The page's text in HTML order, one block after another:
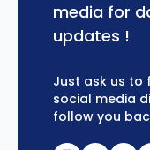
media for
updates !
Just ask us
social media
follow you